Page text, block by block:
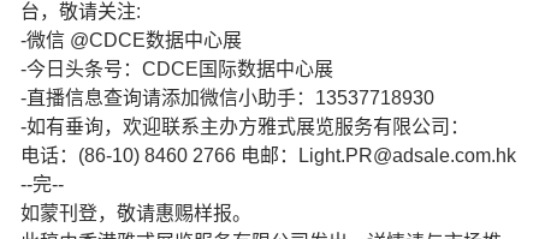
台，敬请关注:
-微信 @CDCE数据中心展
-今日头条号：CDCE国际数据中心展
-直播信息查询请添加微信小助手：13537718930
-如有垂询，欢迎联系主办方雅式展览服务有限公司：
电话：(86-10) 8460 2766 电邮：Light.PR@adsale.com.hk
--完--
如蒙刊登，敬请惠赐样报。